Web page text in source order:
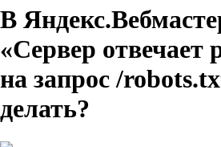
В
«Сервер отвечает
на запрос /
делать?